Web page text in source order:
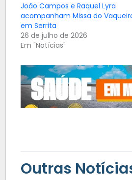
João Campos e Raquel Lyra
acompanham Missa do
em Serrita
26 de julho de 2026
Em "Notícias"
Outras